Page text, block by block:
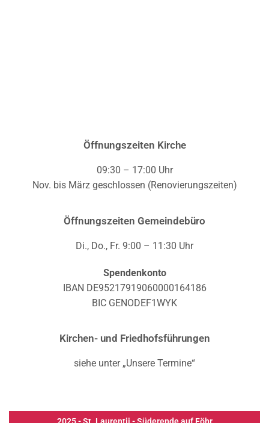
Öffnungszeiten Kirche
09:30 – 17:00 Uhr
Nov. bis März geschlossen (Renovierungszeiten)
Öffnungszeiten Gemeindebüro
Di., Do., Fr. 9:00 – 11:30 Uhr
Spendenkonto
IBAN DE95217919060000164186
BIC GENODEF1WYK
Kirchen- und Friedhofsführungen
siehe unter „Unsere Termine“